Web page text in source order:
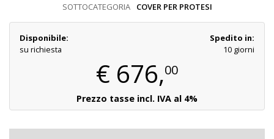
SOTTOCATEGORIA
COVER PER PROTESI
Disponibile:
su richiesta
Spedito in:
10 giorni
€ 676,00
Prezzo tasse incl. IVA al 4%